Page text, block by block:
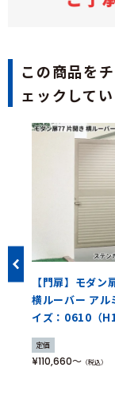
この商品を
ェックして
【門扉】モダン
横ルーバー アル
イズ：0610（
定価
¥110,660 （税込）